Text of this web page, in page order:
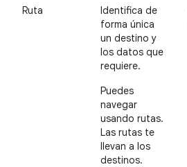
Ruta
Identifica de
forma única
un destino y
los datos que
requiere.
Puedes
navegar
usando rutas.
Las rutas te
llevan a los
destinos.